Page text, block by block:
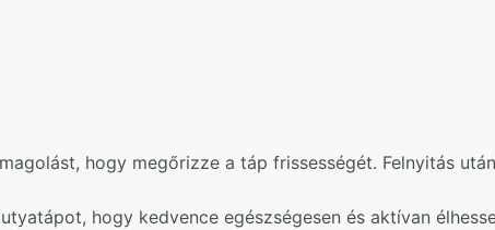
hogy megőrizze a táp frissességét. Felnyitás
hogy kedvence egészségesen és aktívan